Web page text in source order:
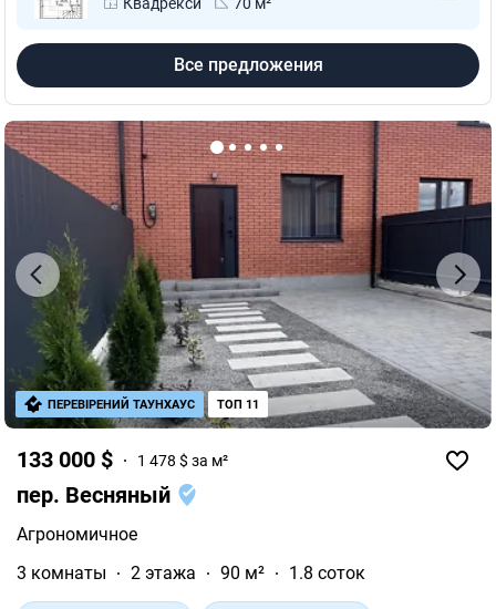
Квадрекси
70 м²
Все предложения
133 000 $ 1 478 $ за м²
пер. Весняный
Агрономичное
3 комнаты
2 этажа 90 м² 1.8 соток
ПЕРЕВІРЕНИЙ ТАУНХАУС ТОП 11